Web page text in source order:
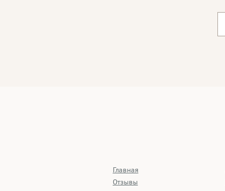
Главная
Отзывы